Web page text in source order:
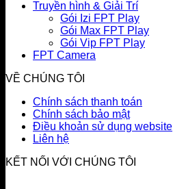
Truyền hình & Giải Trí
Gói Izi FPT Play
Gói Max FPT Play
Gói Vip FPT Play
FPT Camera
VỀ CHÚNG TÔI
Chính sách thanh toán
Chính sách bảo mật
Điều khoản sử dụng website
Liên hệ
KẾT NỐI VỚI CHÚNG TÔI